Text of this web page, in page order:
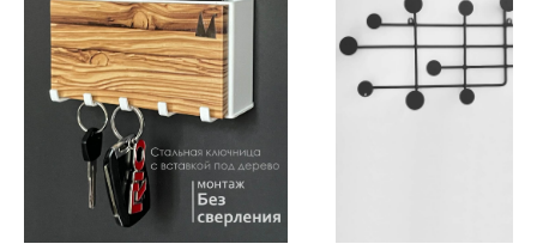
вы можете написать нам на почту:
info@molinardi.com
Или заполнить форму
для обратного звонка